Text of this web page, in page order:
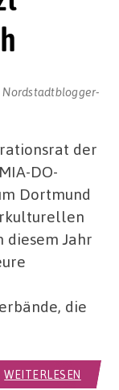
Nordstadtblogger-
der
DO-
Dortmund
diesem Jahr
die
WEITERLESEN